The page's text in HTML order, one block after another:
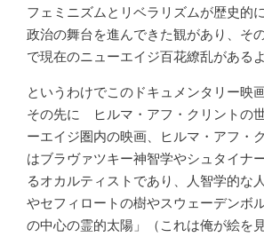
フェミニズムとリベラリズムが歴史的
政治の舞台を進んできた観があり、そ
で現在のニューエイジ百花繚乱がある
というわけでこのドキュメンタリー映
その先に ヒルマ・アフ・クリントの
ーエイジ圏内の映画、ヒルマ・アフ・
はブラヴァツキー神智学やシュタイナ
るオカルティストであり、人智学的な
やセフィロートの樹やスウェーデンボ
の中心の霊的太陽」（これは俺が絵を